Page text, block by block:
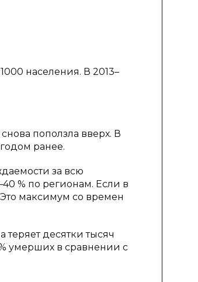
населения. В 2013–
поползла вверх. В
ранее.
за всю
% по регионам. Если в
Это максимум со времен
десятки тысяч
умерших в сравнении с